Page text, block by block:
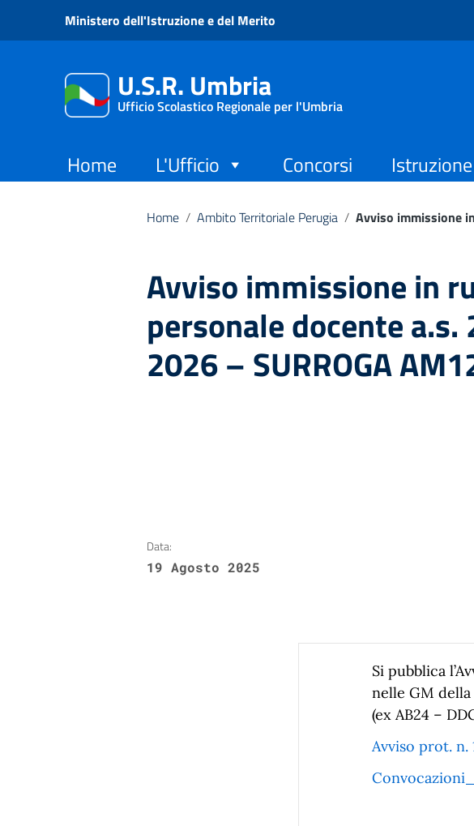
Vai ai contenuti
Vai al menu di navigazione
Ministero dell'Istruzione e del Merito
U.S.R. Umbria
Ufficio Scolastico Regionale per l'Umbria
Home L'Ufficio Concorsi Istruzione
Home / Ambito Territoriale Perugia / Avviso immissione
Avviso immissione in
personale docente a.s.
2026 – SURROGA
Data:
19 Agosto 2025
Si pubblica
nelle GM della
(ex AB24 –
Avviso prot. n.